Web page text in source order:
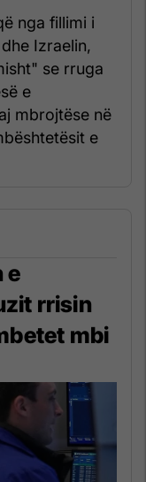
nga fillimi i
Izraelin,
se rruga
e
mbrojtëse në
e
e
rrisin
mbi